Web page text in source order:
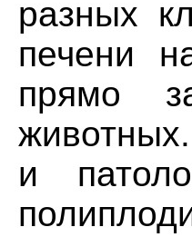
разных
печени
прямо
и